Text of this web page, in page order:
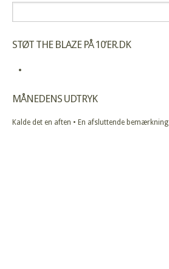
STØT THE BLAZE PÅ 10’ER.DK
MÅNEDENS UDTRYK
Kalde det en aften • En afsluttende bemærkning